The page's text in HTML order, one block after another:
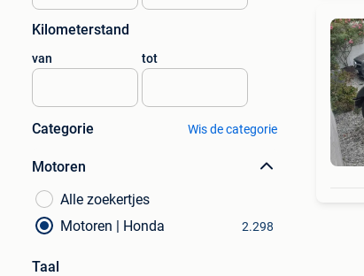
Kilometerstand
van tot
Categorie Wis de categorie
Motoren
Alle zoekertjes
Motoren | Honda
2.298
Taal